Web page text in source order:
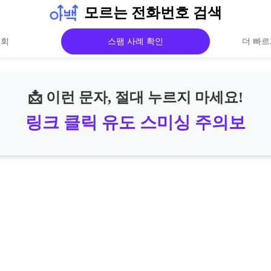
모르는 전화번호 검색
스팸 사례 확인 더 빠
📩 이런 문자, 절대 누르지 마세요!
링크 클릭 유도 스미싱 주의보